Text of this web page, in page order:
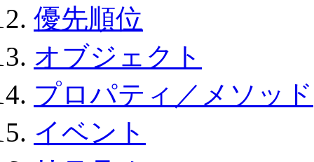
優先順位
オブジェクト
プロパティ／メソッド
イベント